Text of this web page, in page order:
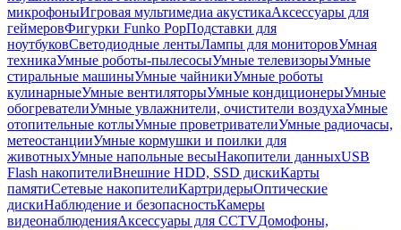
микрофоныИгровая мультимедиа акустикаАксессуары для
геймеровФигурки Funko PopПодставки для
ноутбуковСветодиодные лентыЛампы для мониторовУмная
техникаУмные роботы-пылесосыУмные телевизорыУмные
стиральные машиныУмные чайникиУмные роботы
кулинарныеУмные вентиляторыУмные кондиционерыУмные
обогревателиУмные увлажнители, очистители воздухаУмные
отопительные котлыУмные проветривателиУмные радиочасы,
метеостанцииУмные кормушки и поилки для
животныхУмные напольные весыНакопители данныхUSB
Flash накопителиВнешние HDD, SSD дискиКарты
памятиСетевые накопителиКартридерыОптические
дискиНаблюдение и безопасностьКамеры
видеонаблюденияАксессуары для CCTVДомофоны,